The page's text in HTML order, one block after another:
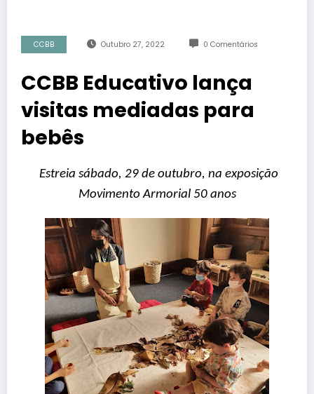
CCBB Outubro 27, 2022 0 Comentários
CCBB Educativo lança
visitas mediadas para
bebês
Estreia sábado, 29 de outubro, na exposição
Movimento Armorial 50 anos